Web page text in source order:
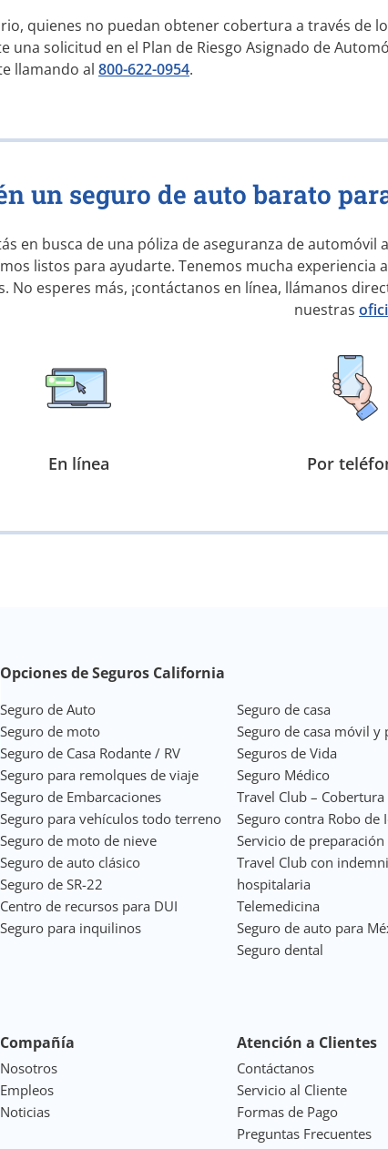
quienes no puedan obtener cobertura a través de
una solicitud en el Plan de Riesgo Asignado de
llamando al 800-622-0954.
un seguro de auto barato
en busca de una póliza de aseguranza de automóvil
listos para ayudarte. Tenemos mucha
No esperes más, ¡contáctanos en línea, llámanos
nuestras
En línea Por
Footer Navigation
Opciones de Seguros California
Seguro de Auto
Seguro de moto
Seguro de Casa Rodante / RV
Seguro para remolques de viaje
Seguro de Embarcaciones
Seguro para vehículos todo terreno
Seguro de moto de nieve
Seguro de auto clásico
Seguro de SR-22
Centro de recursos para DUI
Seguro para inquilinos
Seguro de casa
Seguro de casa móvil y
Seguros de Vida
Seguro Médico
Travel Club – Cobertura
Seguro contra Robo de
Servicio de
Travel Club con
hospitalaria
Telemedicina
Seguro de auto para
Seguro dental
Compañía
Nosotros
Empleos
Noticias
Atención a Clientes
Contáctanos
Servicio al Cliente
Formas de Pago
Preguntas Frecuentes